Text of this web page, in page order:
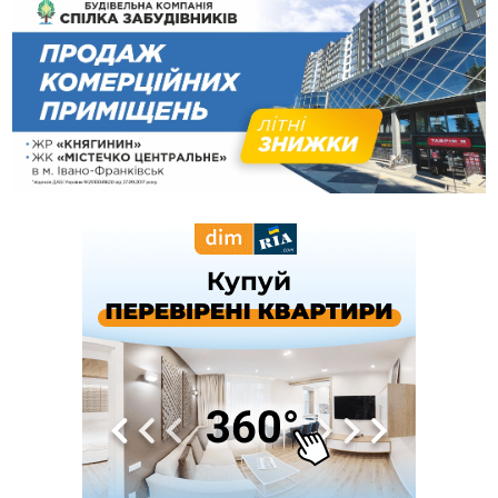
Карпатах
13:54
5 «тихих» хвороб, які виявляє профілактичне обстеження
13:30
ФОТО На Надрічній тривають останні приготування до
нового руху
12:57
У Франківську зафіксували найбільшу спеку за всю історію
спостережень
12:24
Лікування наркоманії Київ: чому важливо розпочати
терапію якомога раніше
тисяч гривень у валюті, засудили до 5 років
Податкова передасть в Міноборони для "Оберегу" дані про
чоловіків 18–60 років
Водійка, яку на Сухомлинського побив інший керманич,
відмовилася від обвинувачення — справу закрили
У Франківську, Коломиї, Долині та Яремче 6 серпня
зафіксували рекордну спеку
Змушував надсилати інтимні фото: на Прикарпатті
затримали підозрюваного у розбещенні малолітньої
АМКУ розпочав справу проти Гвіздецької селищної ради
через різні ставки земельного податку